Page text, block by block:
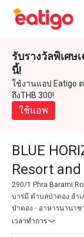
รับรางวัลพิเศษ
นี้!
ใช้งานแอป Eatigo
ถึงTHB 300!
ใช้แอพ
BLUE
Resort
290/1 Phra Barami
บารมี ตำบลป่าตอง อำเ
ป่าตอง
อาหารนานาช
เวลาทำการ